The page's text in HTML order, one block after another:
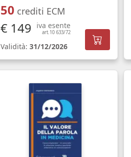
50 crediti ECM
€ 149 iva esente
art.10 633/72
Validità: 31/12/2026